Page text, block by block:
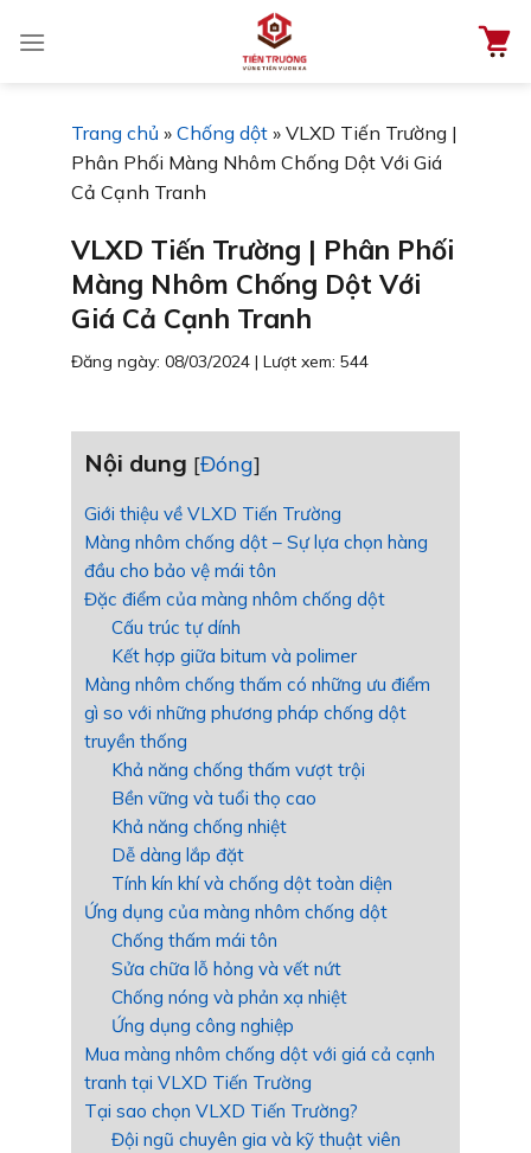
đến
Trang chủ » Chống dột » VLXD Tiến Trường |
Phân Phối Màng Nhôm Chống Dột Với Giá
Cả Cạnh Tranh
VLXD Tiến Trường | Phân Phối
Màng Nhôm Chống Dột Với
Giá Cả Cạnh Tranh
Đăng ngày: 08/03/2024 | Lượt xem: 544
Nội dung [Đóng]
Giới thiệu về VLXD Tiến Trường
Màng nhôm chống dột – Sự lựa chọn hàng
đầu cho bảo vệ mái tôn
Đặc điểm của màng nhôm chống dột
Cấu trúc tự dính
Kết hợp giữa bitum và polimer
Màng nhôm chống thấm có những ưu điểm
gì so với những phương pháp chống dột
truyền thống
Khả năng chống thấm vượt trội
Bền vững và tuổi thọ cao
Khả năng chống nhiệt
Dễ dàng lắp đặt
Tính kín khí và chống dột toàn diện
Ứng dụng của màng nhôm chống dột
Chống thấm mái tôn
Sửa chữa lỗ hỏng và vết nứt
Chống nóng và phản xạ nhiệt
Ứng dụng công nghiệp
Mua màng nhôm chống dột với giá cả cạnh
tranh tại VLXD Tiến Trường
Tại sao chọn VLXD Tiến Trường?
Đội ngũ chuyên gia và kỹ thuật viên